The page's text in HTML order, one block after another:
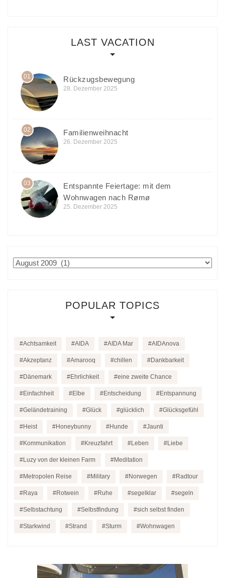
LAST VACATION
01 Rückzugsbewegung
28. Dezember 2025
02 Familienweihnacht
26. Dezember 2025
03
Entspannte Feiertage: mit dem
Wohnwagen nach Rømø
25. Dezember 2025
Archiv
POPULAR TOPICS
Achtsamkeit AIDA AIDA Mar AIDAnova
Akzeptanz Amarooq chillen Dankbarkeit
Dänemark Ehrlichkeit eine zweite Chance
Einfachheit Elbe Entscheidung Entspannung
Geländetraining Glück glücklich Glücksgefühl
Heist Honeybunny Hunde Jaunti
Kommunikation Kreuzfahrt Leben Liebe
Luzy von der kleinen Farm Meditation
Metropolen Reise Military Norwegen Radtour
Raya Rotwein Ruhe segelklar segeln
Selbstachtung Selbstfindung sich selbst finden
Starkwind Strand Sturm Wohnwagen